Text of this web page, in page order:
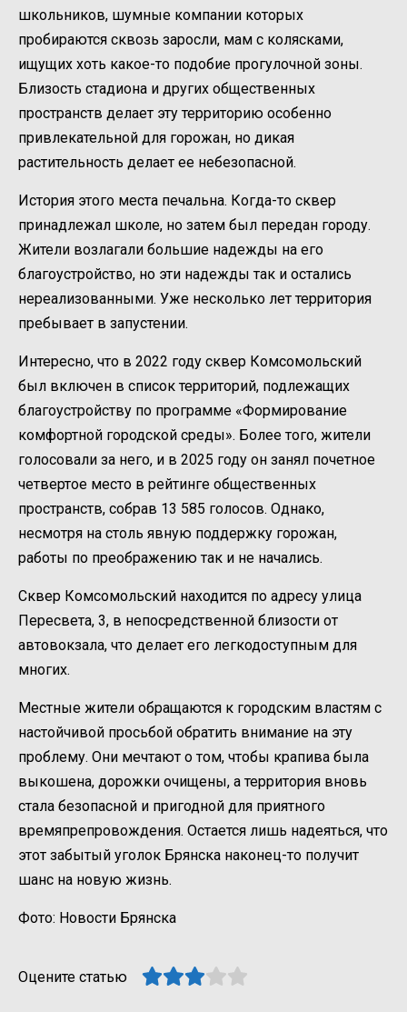
школьников, шумные компании которых
пробираются сквозь заросли, мам с колясками,
ищущих хоть какое-то подобие прогулочной зоны.
Близость стадиона и других общественных
пространств делает эту территорию особенно
привлекательной для горожан, но дикая
растительность делает ее небезопасной.
История этого места печальна. Когда-то сквер
принадлежал школе, но затем был передан городу.
Жители возлагали большие надежды на его
благоустройство, но эти надежды так и остались
нереализованными. Уже несколько лет территория
пребывает в запустении.
Интересно, что в 2022 году сквер Комсомольский
был включен в список территорий, подлежащих
благоустройству по программе «Формирование
комфортной городской среды». Более того, жители
голосовали за него, и в 2025 году он занял почетное
четвертое место в рейтинге общественных
пространств, собрав 13 585 голосов. Однако,
несмотря на столь явную поддержку горожан,
работы по преображению так и не начались.
Сквер Комсомольский находится по адресу улица
Пересвета, 3, в непосредственной близости от
автовокзала, что делает его легкодоступным для
многих.
Местные жители обращаются к городским властям с
настойчивой просьбой обратить внимание на эту
проблему. Они мечтают о том, чтобы крапива была
выкошена, дорожки очищены, а территория вновь
стала безопасной и пригодной для приятного
времяпрепровождения. Остается лишь надеяться, что
этот забытый уголок Брянска наконец-то получит
шанс на новую жизнь.
Фото: Новости Брянска
Оцените статью